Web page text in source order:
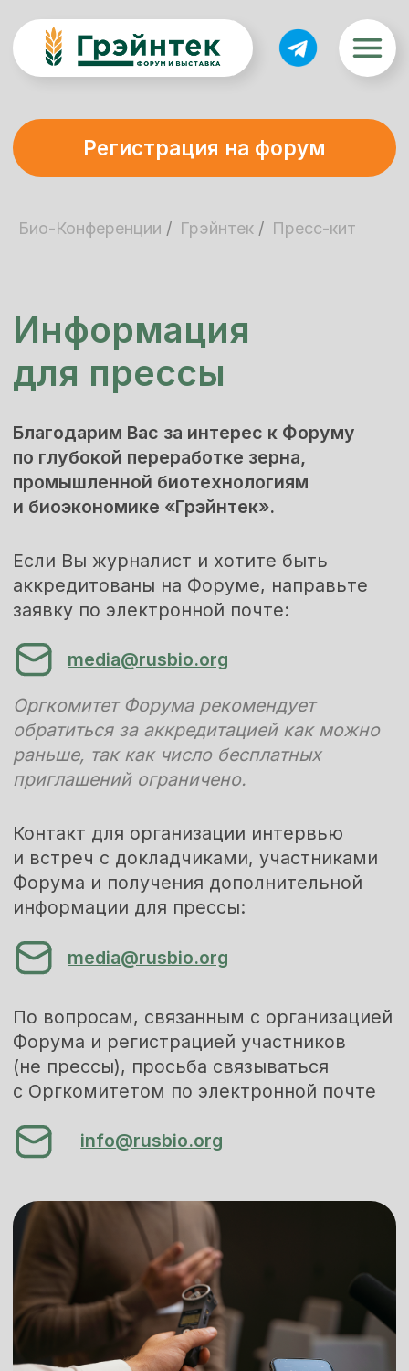
Био-Конференции / Грэйнтек / Пресс-кит
Контакт для организации интервью
и встреч с докладчиками, участниками
информации для прессы:
По вопросам, связанным с организацией
Форума и регистрацией участников
(не прессы), просьба связываться
с Оргкомитетом по электронной почте
Оргкомитет Форума рекомендует
обратиться за аккредитацией как можно
приглашений ограничено.
media@rusbio.org
заявку по электронной почте:
по глубокой переработке зерна,
промышленной биотехнологиям
Информация
Задать вопросы о переработке
зерна можно экспертам
Российской Биотопливной
Ассоциации, направив вопрос
info@rusbio.org
Более подробно о глубокой
переработке зерна,
посмотретьздесь